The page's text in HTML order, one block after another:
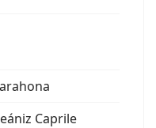
Caprile